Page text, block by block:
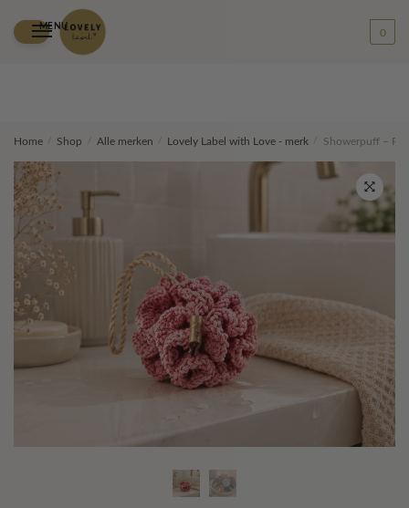
navigation
content
MENU
0
Home Shop Alle merken Lovely Label with Love - merk / Showerpuff –
🔍